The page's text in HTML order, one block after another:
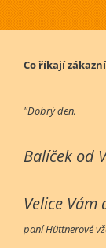
Co říkají
"Dobrý den,
Balíček od
Velice
paní Hüttnerové